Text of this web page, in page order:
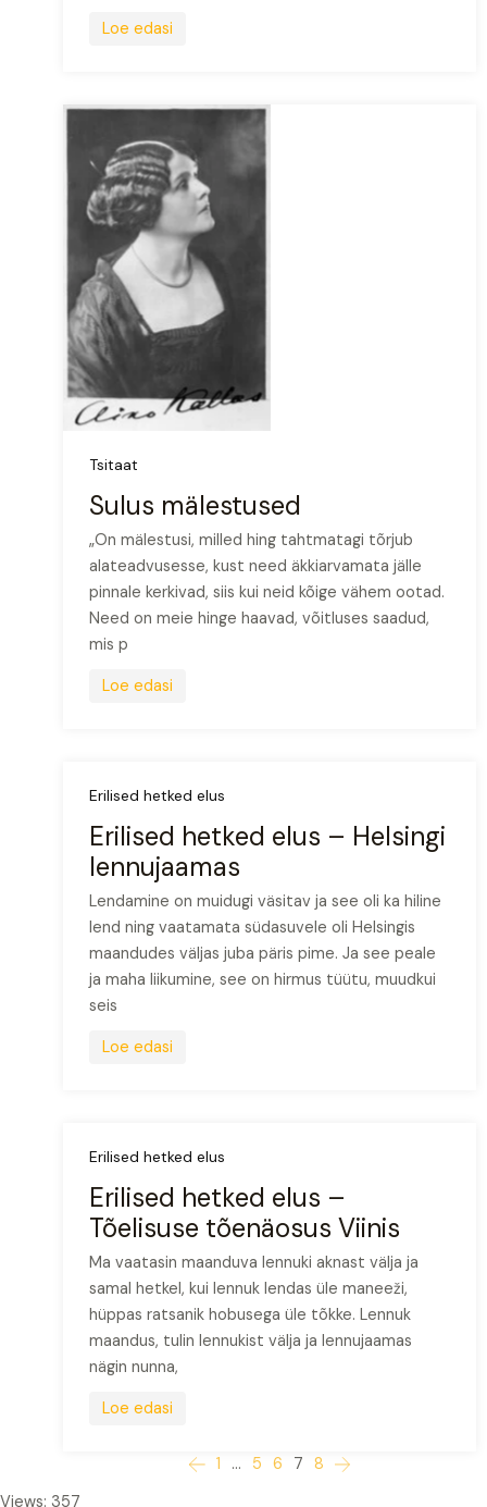
Loe edasi
Tsitaat
Sulus mälestused
„On mälestusi, milled hing tahtmatagi tõrjub
alateadvusesse, kust need äkkiarvamata jälle
pinnale kerkivad, siis kui neid kõige vähem ootad.
Need on meie hinge haavad, võitluses saadud,
mis p
Loe edasi
Erilised hetked elus
Erilised hetked elus – Helsingi
lennujaamas
Lendamine on muidugi väsitav ja see oli ka hiline
lend ning vaatamata südasuvele oli Helsingis
maandudes väljas juba päris pime. Ja see peale
ja maha liikumine, see on hirmus tüütu, muudkui
seis
Loe edasi
Erilised hetked elus
Erilised hetked elus –
Tõelisuse tõenäosus Viinis
Ma vaatasin maanduva lennuki aknast välja ja
samal hetkel, kui lennuk lendas üle maneeži,
hüppas ratsanik hobusega üle tõkke. Lennuk
maandus, tulin lennukist välja ja lennujaamas
nägin nunna,
Loe edasi
1 … 5 6 7 8
Views: 357